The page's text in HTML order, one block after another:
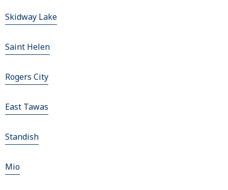
Skidway Lake
Saint Helen
Rogers City
East Tawas
Standish
Mio